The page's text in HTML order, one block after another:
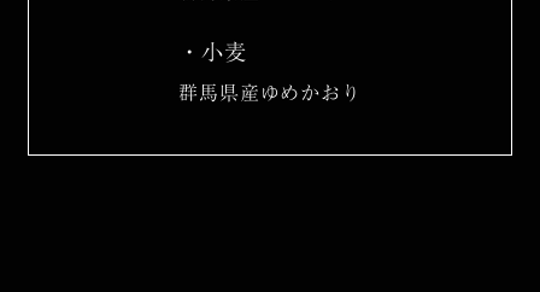
小麦
群馬県産ゆめかおり